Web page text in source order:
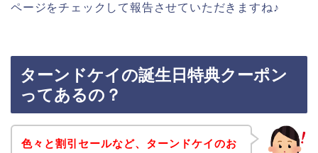
ページをチェックして報告させていただきますね♪
ターンドケイの誕生日特典クーポン
ってあるの？
色々と割引セールなど、ターンドケイのお